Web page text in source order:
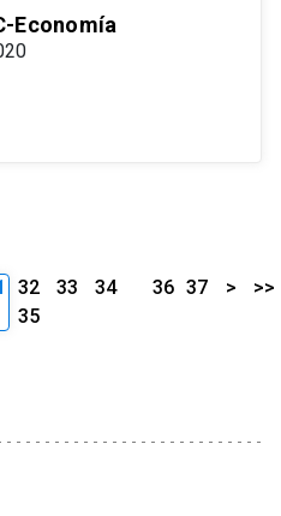
Economía
32 33
34
35
36 37 > >>